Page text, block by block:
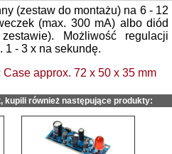
(zestaw do montażu) na 6 - 12
(max. 300 mA) albo diód
Możliwość regulacji
1 - 3 x na sekundę.
approx. 72 x 50 x 35 mm
kupili również następujące produkty: